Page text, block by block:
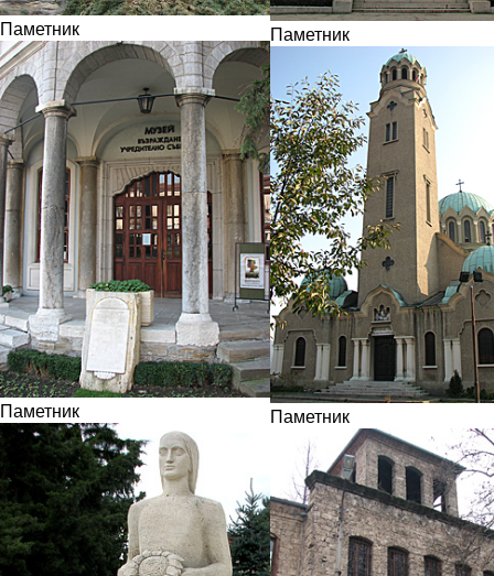
Паметник
Паметник
Паметник
Паметник